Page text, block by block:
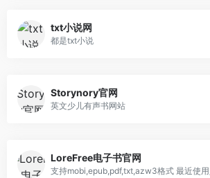
txt小说网
都是txt小说
Storynory官网
英文少儿有声书网站
LoreFree电子书官网
支持mobi,epub,pdf,txt,azw3格式 最近使